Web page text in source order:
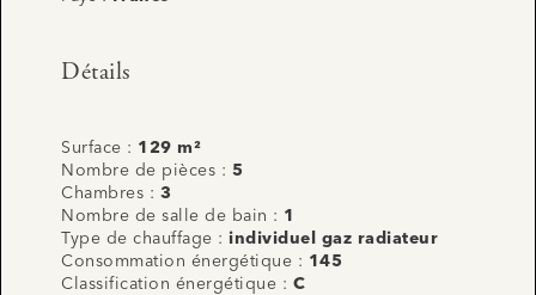
Détails
Surface : 129 m²
Nombre de pièces : 5
Chambres : 3
Nombre de salle de bain : 1
Type de chauffage : individuel gaz radiateur
Consommation énergétique : 145
Classification énergétique : C